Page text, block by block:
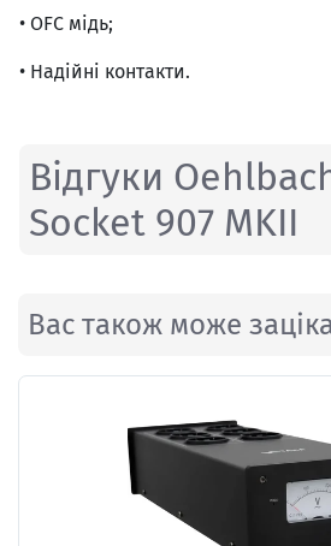
• OFC мідь;
• Надійні контакти.
Відгуки
Socket 907 MKII
Вас також може